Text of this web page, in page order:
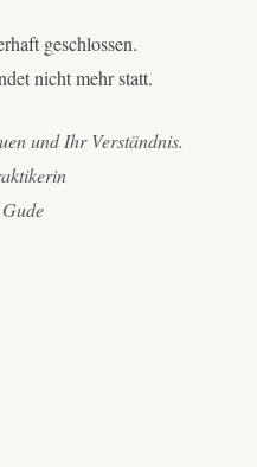
geschlossen.
nicht mehr statt.
und Ihr Verständnis.